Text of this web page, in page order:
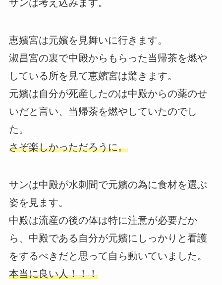
サンは考え込みます。
恵嬪宮は元嬪を見舞いに行きます。
淑昌宮の裏で中殿からもらった当帰茶を燃や
している所を見て恵嬪宮は驚きます。
元嬪は自分が死産したのは中殿からの薬のせ
いだと言い、当帰茶を燃やしていたのでし
た。
さぞ楽しかっただろうに。
サンは中殿が水刺間で元嬪の為に食材を選ぶ
姿を見ます。
中殿は流産の後の体は特に注意が必要だか
ら、中殿である自分が元嬪にしっかりと看護
をするべきだと思って自ら動いていました。
本当に良い人！！！